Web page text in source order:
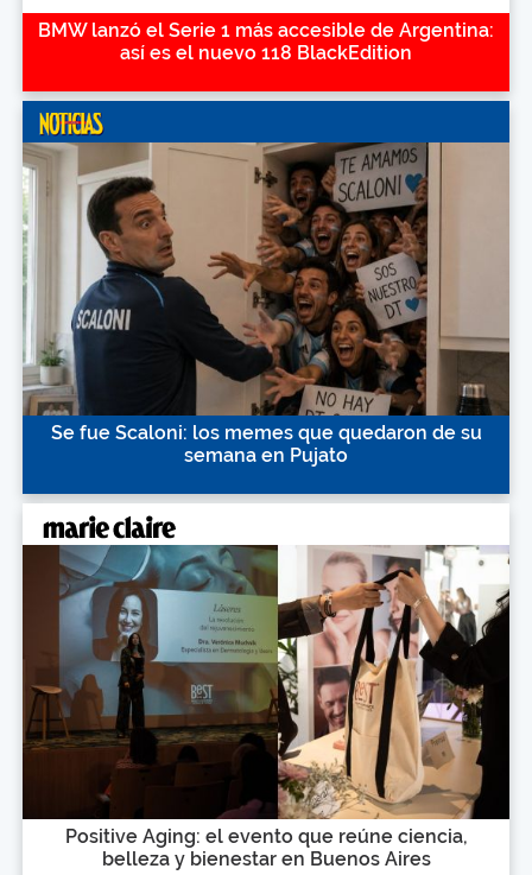
BMW lanzó el Serie 1 más accesible de Argentina:
así es el nuevo 118 BlackEdition
Se fue Scaloni: los memes que quedaron de su
semana en Pujato
Positive Aging: el evento que reúne ciencia,
belleza y bienestar en Buenos Aires